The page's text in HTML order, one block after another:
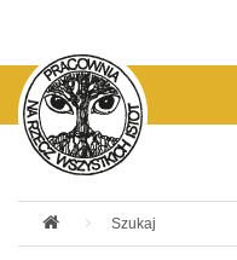
Kategorie
Szukaj